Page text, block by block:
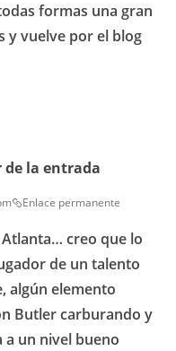
formas una gran
y vuelve por el blog
de la entrada
Enlace permanente
creo que lo
de un talento
algún elemento
Butler carburando y
a un nivel bueno